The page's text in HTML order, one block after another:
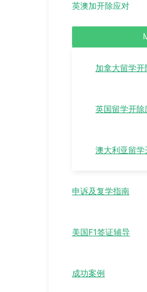
英澳加开除应对
加拿大留学开
英国留学开除
澳大利亚留学
申诉及复学指南
美国F1签证辅导
成功案例